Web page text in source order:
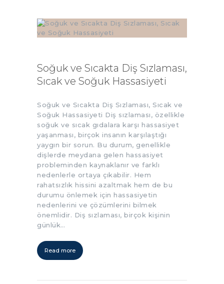
Soğuk ve Sıcakta Diş Sızlaması,
Sıcak ve Soğuk Hassasiyeti
Soğuk ve Sıcakta Diş Sızlaması, Sıcak ve
Soğuk Hassasiyeti Diş sızlaması, özellikle
soğuk ve sıcak gıdalara karşı hassasiyet
yaşanması, birçok insanın karşılaştığı
yaygın bir sorun. Bu durum, genellikle
dişlerde meydana gelen hassasiyet
probleminden kaynaklanır ve farklı
nedenlerle ortaya çıkabilir. Hem
rahatsızlık hissini azaltmak hem de bu
durumu önlemek için hassasiyetin
nedenlerini ve çözümlerini bilmek
önemlidir. Diş sızlaması, birçok kişinin
günlük…
Read more